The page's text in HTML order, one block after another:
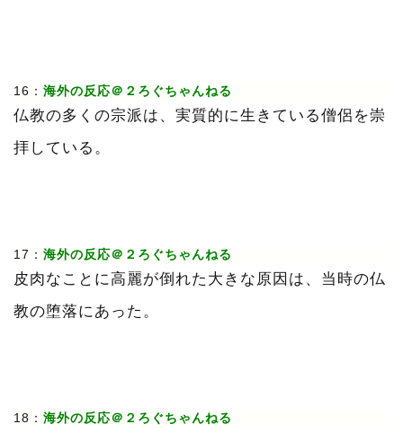
16： 海外の反応＠２ろぐちゃんねる
仏教の多くの宗派は、実質的に生きている僧侶を崇
拝している。
17： 海外の反応＠２ろぐちゃんねる
皮肉なことに高麗が倒れた大きな原因は、当時の仏
教の堕落にあった。
18： 海外の反応＠２ろぐちゃんねる